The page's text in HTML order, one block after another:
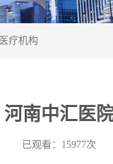
医疗机构
河南中汇医
已观看：15977次